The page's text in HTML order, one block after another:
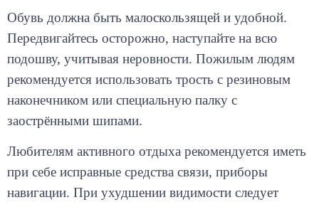
Передвигайтесь осторожно, наступайте на всю
подошву, учитывая неровности. Пожилым людям
рекомендуется использовать трость с резиновым
наконечником или специальную палку с
заострёнными шипами.
при себе исправные средства связи, приборы
навигации. При ухудшении видимости следует
принять меры для того, чтобы не потерять